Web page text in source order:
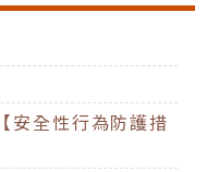
安全性行為防護措